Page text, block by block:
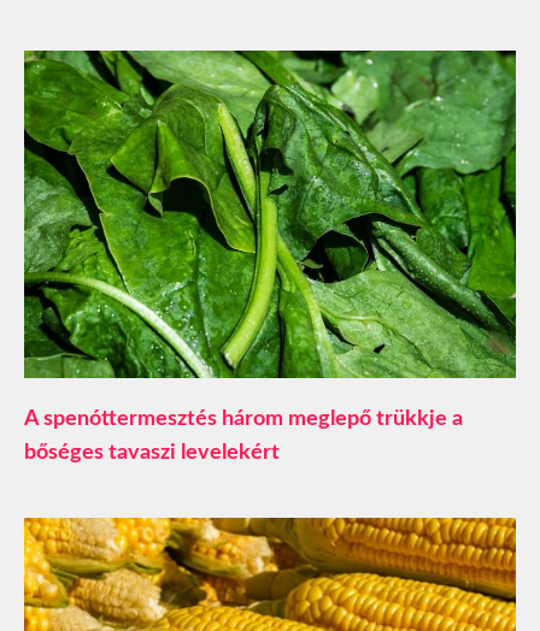
A spenóttermesztés három meglepő trükkje a
bőséges tavaszi levelekért